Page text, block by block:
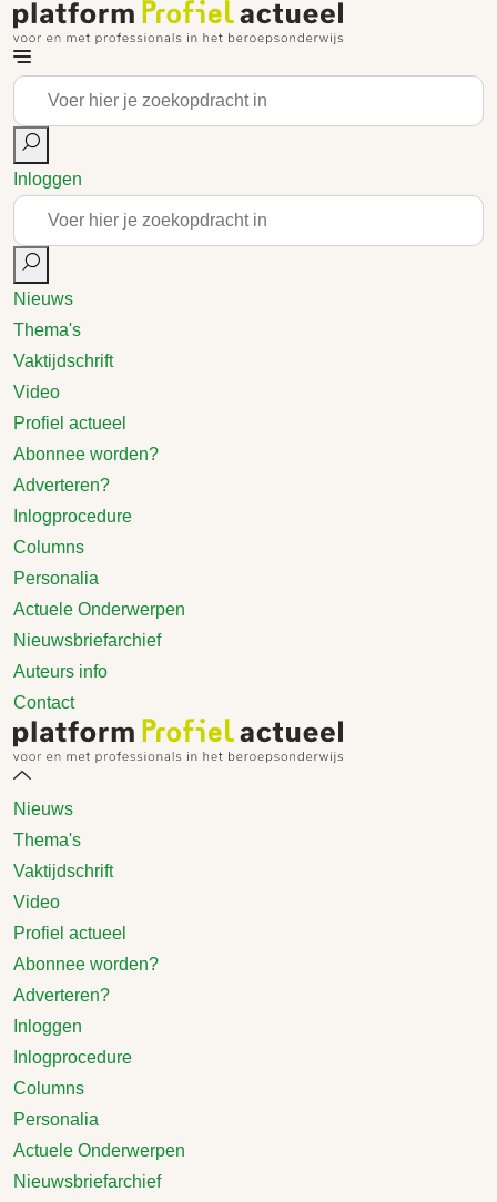
Inloggen
Nieuws
Thema's
Vaktijdschrift
Video
Profiel actueel
Abonnee worden?
Adverteren?
Inlogprocedure
Columns
Personalia
Actuele Onderwerpen
Nieuwsbriefarchief
Auteurs info
Contact
Nieuws
Thema's
Vaktijdschrift
Video
Profiel actueel
Abonnee worden?
Adverteren?
Inloggen
Inlogprocedure
Columns
Personalia
Actuele Onderwerpen
Nieuwsbriefarchief